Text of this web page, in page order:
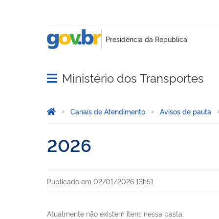
Abrir menu principal de navegação
Ministério dos Transportes
Você está aqui:
Página Inicial
Canais de Atendimento Avisos de pauta
2026
Publicado em 02/01/2026 13h51
Atualmente não existem itens nessa pasta.